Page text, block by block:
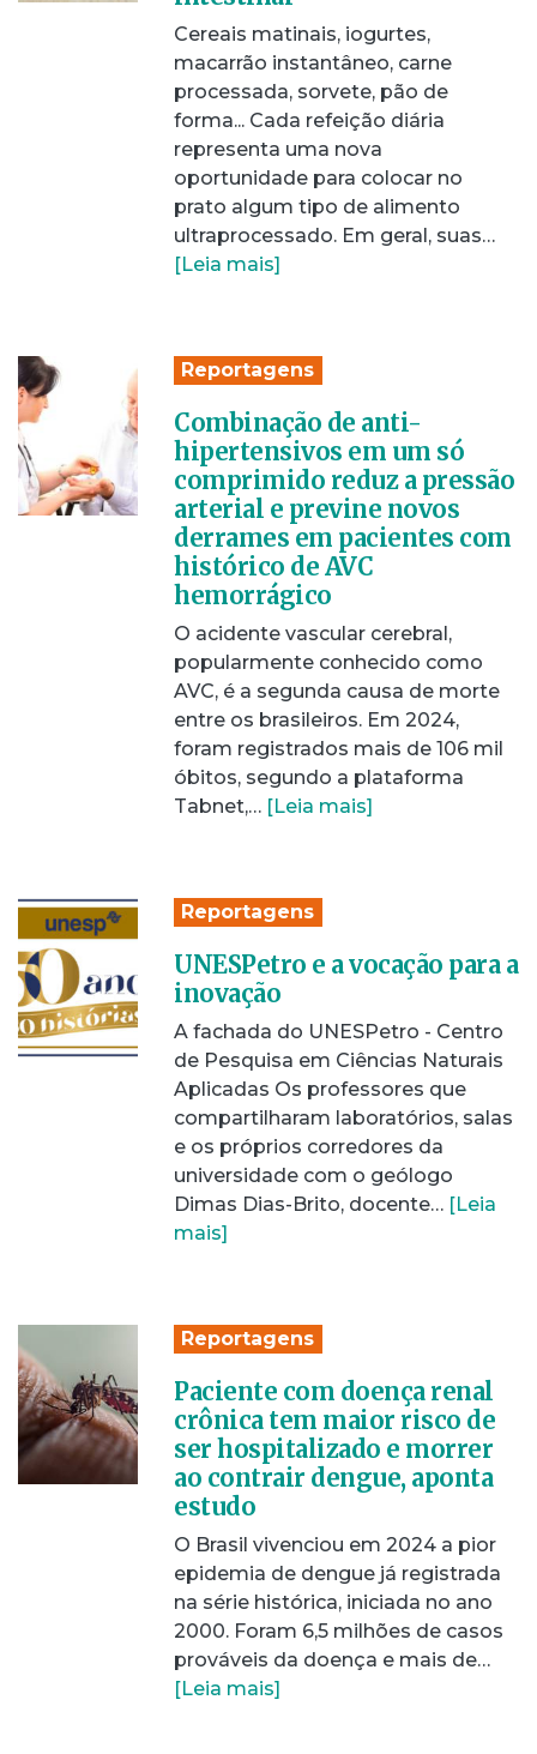
Cereais matinais, iogurtes,
macarrão instantâneo, carne
processada, sorvete, pão de
forma... Cada refeição diária
representa uma nova
oportunidade para colocar no
prato algum tipo de alimento
ultraprocessado. Em geral, suas…
[Leia mais]
Reportagens
Combinação de anti-
hipertensivos em um só
comprimido reduz a pressão
arterial e previne novos
derrames em pacientes com
histórico de AVC
hemorrágico
O acidente vascular cerebral,
popularmente conhecido como
AVC, é a segunda causa de morte
entre os brasileiros. Em 2024,
foram registrados mais de 106 mil
óbitos, segundo a plataforma
Tabnet,… [Leia mais]
Reportagens
UNESPetro e a vocação para a
inovação
A fachada do UNESPetro - Centro
de Pesquisa em Ciências Naturais
Aplicadas Os professores que
compartilharam laboratórios, salas
e os próprios corredores da
universidade com o geólogo
Dimas Dias-Brito, docente… [Leia
mais]
Reportagens
Paciente com doença renal
crônica tem maior risco de
ser hospitalizado e morrer
ao contrair dengue, aponta
estudo
O Brasil vivenciou em 2024 a pior
epidemia de dengue já registrada
na série histórica, iniciada no ano
2000. Foram 6,5 milhões de casos
prováveis da doença e mais de…
[Leia mais]